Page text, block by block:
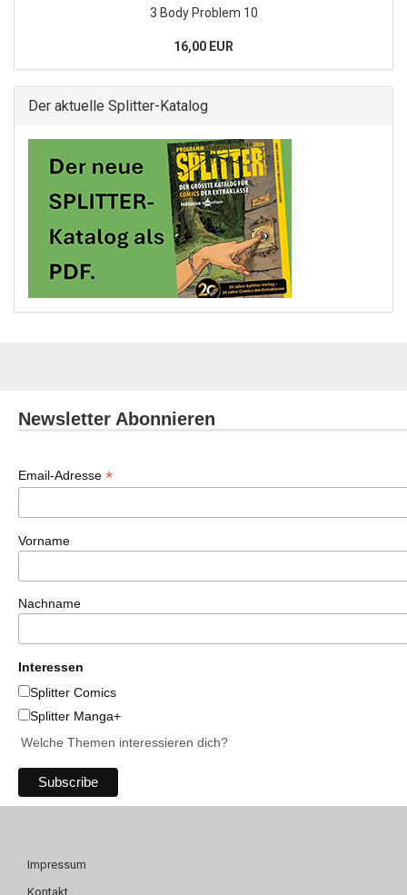
3 Body Problem 10
16,00 EUR
Der aktuelle Splitter-Katalog
Newsletter Abonnieren
Email-Adresse *
Vorname
Nachname
Interessen
Splitter Comics
Splitter Manga+
Welche Themen interessieren dich?
Impressum
Kontakt